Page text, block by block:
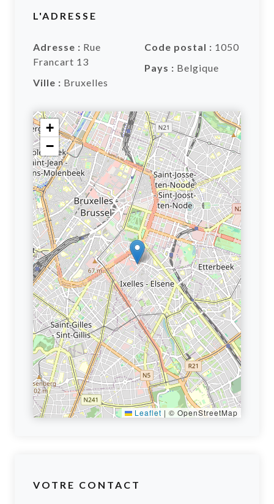
L'ADRESSE
Adresse : Rue
Francart 13
Ville : Bruxelles
Code postal : 1050
Pays : Belgique
+
−
Leaflet | © OpenStreetMap
VOTRE CONTACT